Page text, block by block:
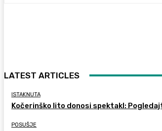
LATEST ARTICLES
ISTAKNUTA
Kočerinško lito donosi spektakl:
POSUŠJE